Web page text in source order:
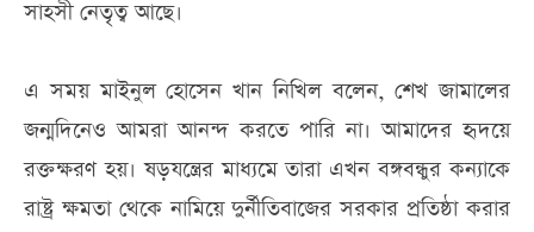
সাহসী নেতৃত্ব আছে।
এ সময় মাইনুল হোসেন খান নিখিল বলেন, শেখ জামালের
জন্মদিনেও আমরা আনন্দ করতে পারি না। আমাদের হৃদয়ে
রক্তক্ষরণ হয়। ষড়যন্ত্রের মাধ্যমে তারা এখন বঙ্গবন্ধুর কন্যাকে
রাষ্ট্র ক্ষমতা থেকে নামিয়ে দুর্নীতিবাজের সরকার প্রতিষ্ঠা করার